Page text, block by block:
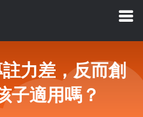
力差，反而創
子適用嗎？